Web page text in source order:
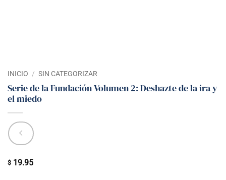
INICIO / SIN CATEGORIZAR
Serie de la Fundación Volumen 2: Deshazte de la ira y
el miedo
$ 19.95